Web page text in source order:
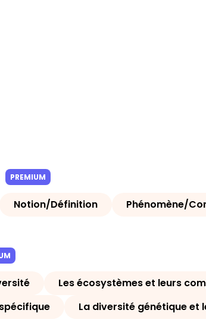
PREMIUM
Notion/Définition Phénomène/
Les écosystèmes et leurs
La diversité génétique et